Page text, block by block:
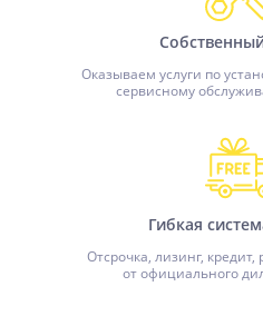
Оказываем услуги по
сервисному
Гибкая
Отсрочка, лизинг, кредит,
от официального